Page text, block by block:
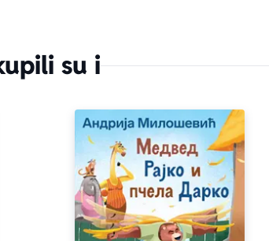
aboutPage.sr-only.custom-youtube-play-icon
su i